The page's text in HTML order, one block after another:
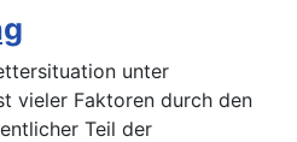
unter
vieler Faktoren durch den
Teil der